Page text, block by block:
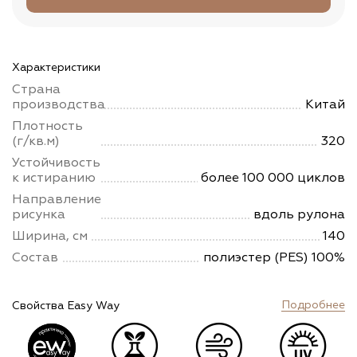
Характеристики
Страна
производства
Китай
Плотность
(г/кв.м)
320
Устойчивость
к истиранию
более 100 000 циклов
Направление
рисунка
вдоль рулона
Ширина, см
140
Состав
полиэстер (PES) 100%
Свойства Easy Way Подробнее